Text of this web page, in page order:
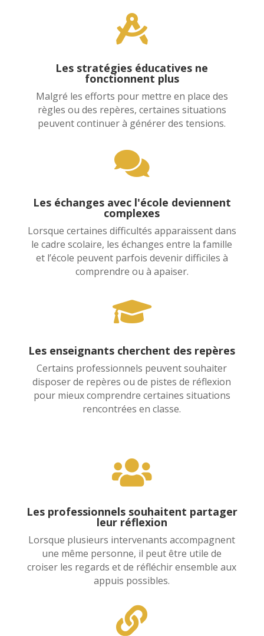

Les stratégies éducatives ne
fonctionnent plus
Malgré les efforts pour mettre en place des
règles ou des repères, certaines situations
peuvent continuer à générer des tensions.

Les échanges avec l'école deviennent
complexes
Lorsque certaines difficultés apparaissent dans
le cadre scolaire, les échanges entre la famille
et l’école peuvent parfois devenir difficiles à
comprendre ou à apaiser.

Les enseignants cherchent des repères
Certains professionnels peuvent souhaiter
disposer de repères ou de pistes de réflexion
pour mieux comprendre certaines situations
rencontrées en classe.

Les professionnels souhaitent partager
leur réflexion
Lorsque plusieurs intervenants accompagnent
une même personne, il peut être utile de
croiser les regards et de réfléchir ensemble aux
appuis possibles.
